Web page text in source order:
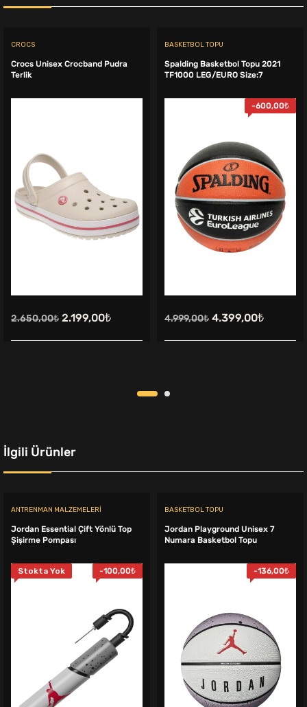
CROCS
Crocs Unisex Crocband Pudra
Terlik
2.650,00₺ Orijinal
fiyat:
2.199,00₺Şu
andaki
BASKETBOL TOPU
Spalding Basketbol Topu 2021
TF1000 LEG/EURO Size:7
-600,00₺
4.999,00₺ Orijinal
fiyat:
4.399,00₺Şu
andaki
İlgili Ürünler
ANTRENMAN MALZEMELERI
Jordan Essential Çift Yönlü Top
Şişirme Pompası
Stokta Yok -100,00₺
BASKETBOL TOPU
Jordan Playground Unisex 7
Numara Basketbol Topu
-136,00₺